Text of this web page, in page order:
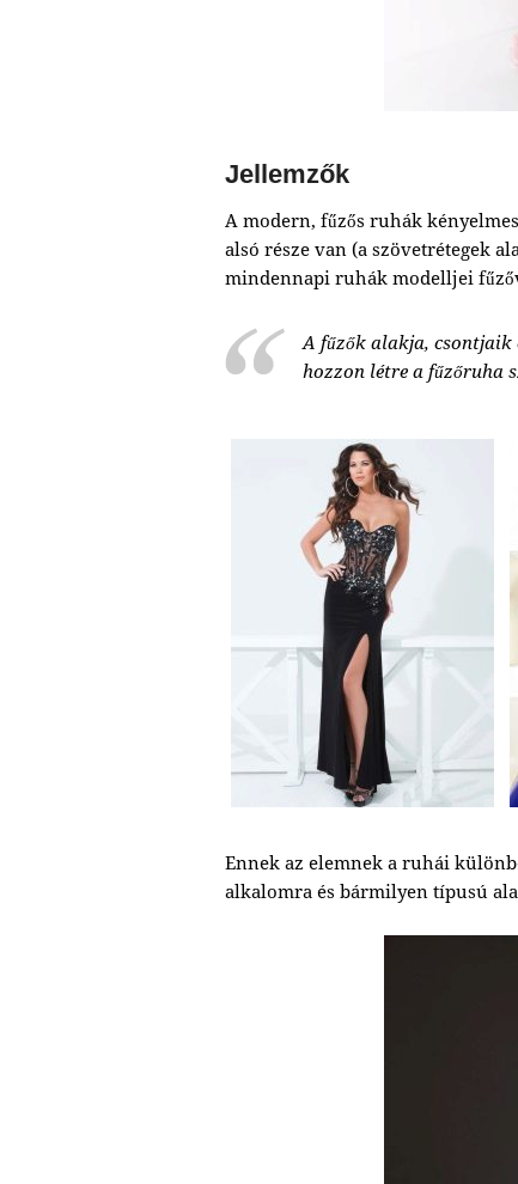
Jellemzők
A modern, fűzős ruhák
alsó része van (a szövetrétegek
mindennapi ruhák modelljei
A fűzők alakja, csontjaik
hozzon létre a fűzőruha
Ennek az elemnek a ruhái
alkalomra és bármilyen típusú